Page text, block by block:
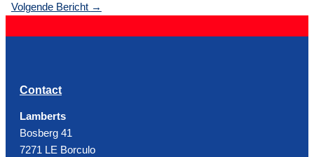
Volgende Bericht →
Contact
Lamberts
Bosberg 41
7271 LE Borculo